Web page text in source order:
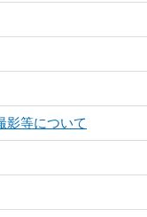
影等について